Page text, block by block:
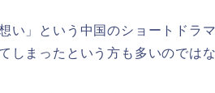
い」という中国のショートドラ
しまったという方も多いのでは